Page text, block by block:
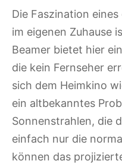
Die Faszination
im eigenen Zuhause
Beamer bietet hier
die kein Fernseher
sich dem Heimkino
ein altbekanntes
Sonnenstrahlen, die
einfach nur die
können das